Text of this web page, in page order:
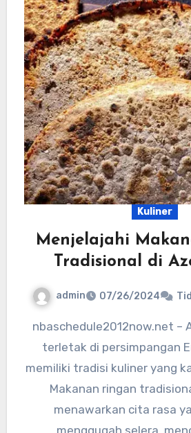
Kuliner
Menjelajahi
Tradisional di
admin 07/26/2024
nbaschedule2012now.net – Azerbaijan, yang
terletak di persimpangan
memiliki tradisi kuliner yang
Makanan ringan
menawarkan cita rasa
menggugah selera,